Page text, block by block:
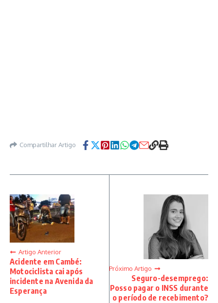
Compartilhar Artigo
Artigo Anterior
Acidente em Cambé:
Motociclista cai após
incidente na Avenida da
Esperança
Próximo Artigo
Seguro-desemprego:
Posso pagar o INSS durante
o período de recebimento?